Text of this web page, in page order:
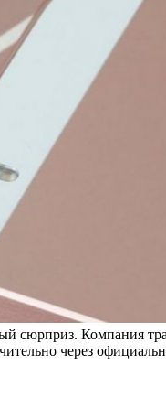
сюрприз. Компания
через